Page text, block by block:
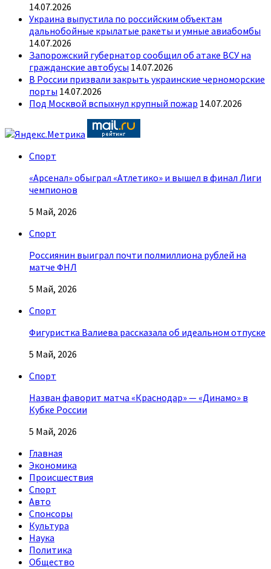
14.07.2026
Украина выпустила по российским объектам
дальнобойные крылатые ракеты и умные авиабомбы
14.07.2026
Запорожский губернатор сообщил об атаке ВСУ на
гражданские автобусы 14.07.2026
В России призвали закрыть украинские черноморские
порты 14.07.2026
Под Москвой вспыхнул крупный пожар 14.07.2026
Спорт
«Арсенал» обыграл «Атлетико» и вышел в финал Лиги
чемпионов
5 Май, 2026
Спорт
Россиянин выиграл почти полмиллиона рублей на
матче ФНЛ
5 Май, 2026
Спорт
Фигуристка Валиева рассказала об идеальном отпуске
5 Май, 2026
Спорт
Назван фаворит матча «Краснодар» — «Динамо» в
Кубке России
5 Май, 2026
Главная
Экономика
Происшествия
Спорт
Авто
Спонсоры
Культура
Наука
Политика
Общество